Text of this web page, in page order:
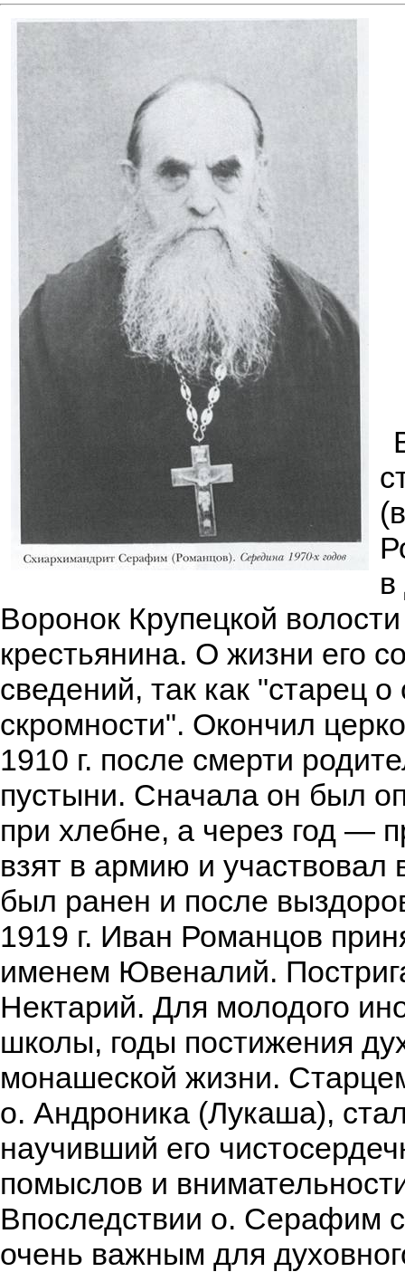
в
Воронок Крупецкой
крестьянина. О жизни его
сведений, так как "старец
скромности". Окончил
1910 г. после смерти
пустыни. Сначала он был
при хлебне, а через год —
взят в армию и участвовал
был ранен и после
1919 г. Иван Романцов
именем Ювеналий.
Нектарий. Для молодого
школы, годы постижения
монашеской жизни.
о. Андроника (Лукаша),
научивший его
помыслов и
Впоследствии о. Серафим
очень важным для